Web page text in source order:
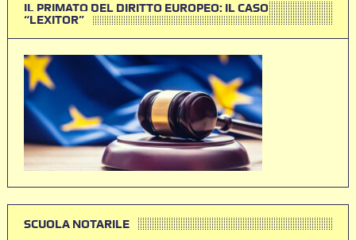
IL PRIMATO DEL DIRITTO EUROPEO: IL CASO
“LEXITOR”
SCUOLA NOTARILE